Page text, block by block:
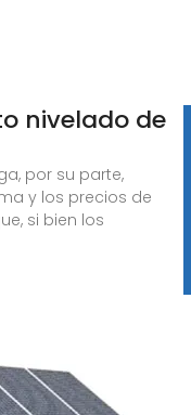
nivelado de
por su parte,
y los precios de
si bien los